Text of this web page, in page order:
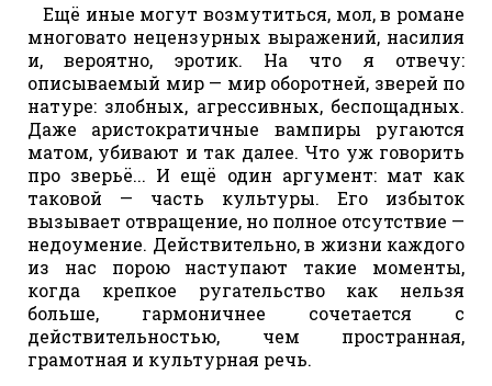
Ещё иные могут возмутиться, мол, в романе
многовато нецензурных выражений, насилия
и, вероятно, эротик. На что я отвечу:
описываемый мир — мир оборотней, зверей по
натуре: злобных, агрессивных, беспощадных.
Даже аристократичные вампиры ругаются
матом, убивают и так далее. Что уж говорить
про зверьё... И ещё один аргумент: мат как
таковой — часть культуры. Его избыток
вызывает отвращение, но полное отсутствие —
недоумение. Действительно, в жизни каждого
из нас порою наступают такие моменты,
когда крепкое ругательство как нельзя
больше, гармоничнее сочетается с
действительностью, чем пространная,
грамотная и культурная речь.